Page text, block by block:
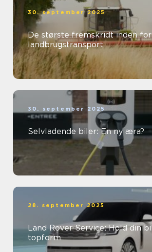
30. september 2025
De største fremskridt inden
landbrugstransport
30. september 2025
Selvladende biler: En ny æra?
28. september 2025
Land Rover Service: Hold din
topform